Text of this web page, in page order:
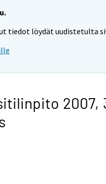
tiedot löydät uudistetulta
2007,